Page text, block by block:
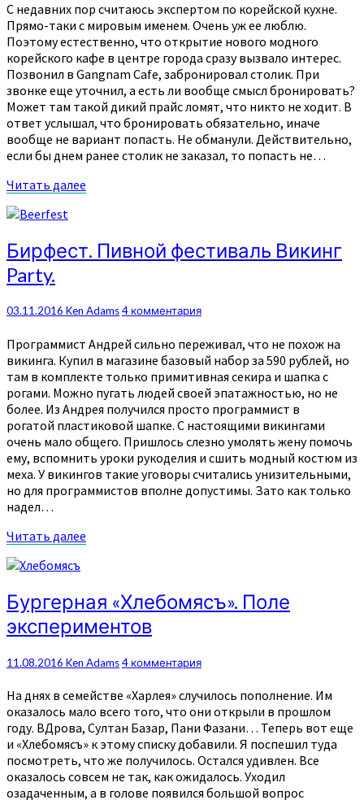
С недавних пор считаюсь экспертом по корейской кухне.
Прямо-таки с мировым именем. Очень уж ее люблю.
Поэтому естественно, что открытие нового модного
корейского кафе в центре города сразу вызвало интерес.
Позвонил в Gangnam Cafe, забронировал столик. При
звонке еще уточнил, а есть ли вообще смысл бронировать?
Может там такой дикий прайс ломят, что никто не ходит. В
ответ услышал, что бронировать обязательно, иначе
вообще не вариант попасть. Не обманули. Действительно,
если бы днем ранее столик не заказал, то попасть не…
Читать далее
Бирфест.
Пивной
фестиваль
Party.
Бирфест. Пивной фестиваль Викинг
Party.
03.11.2016 Ken AdamsКомментарии
4 комментария
Программист Андрей сильно переживал, что не похож на
викинга. Купил в магазине базовый набор за 590 рублей, но
там в комплекте только примитивная секира и шапка с
рогами. Можно пугать людей своей эпатажностью, но не
более. Из Андрея получился просто программист в
рогатой пластиковой шапке. С настоящими викингами
очень мало общего. Пришлось слезно умолять жену помочь
ему, вспомнить уроки рукоделия и сшить модный костюм из
меха. У викингов такие уговоры считались унизительными,
но для программистов вполне допустимы. Зато как только
надел…
Читать далее
Бургерная
«Хлебомясъ».
Поле
Бургерная «Хлебомясъ». Поле
экспериментов
11.08.2016 Ken AdamsКомментарии
4 комментария
На днях в семействе «Харлея» случилось пополнение. Им
оказалось мало всего того, что они открыли в прошлом
году. ВДрова, Султан Базар, Пани Фазани… Теперь вот еще
и «Хлебомясъ» к этому списку добавили. Я поспешил туда
посмотреть, что же получилось. Остался удивлен. Все
оказалось совсем не так, как ожидалось. Уходил
озадаченным, а в голове появился большой вопрос